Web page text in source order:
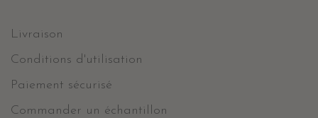
Livraison
Conditions d'utilisation
Paiement sécurisé
Commander un échantillon